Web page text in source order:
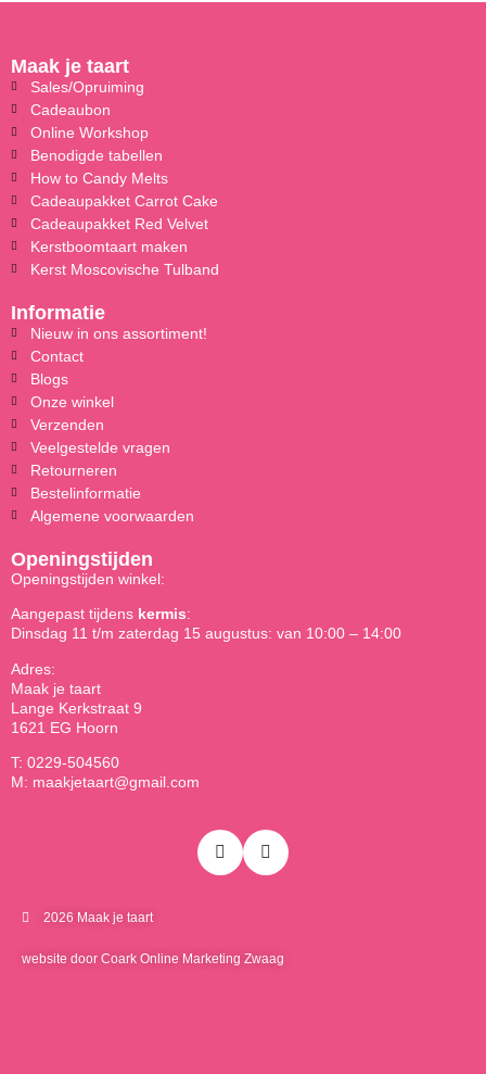
Maak je taart
Sales/Opruiming
Cadeaubon
Online Workshop
Benodigde tabellen
How to Candy Melts
Cadeaupakket Carrot Cake
Cadeaupakket Red Velvet
Kerstboomtaart maken
Kerst Moscovische Tulband
Informatie
Nieuw in ons assortiment!
Contact
Blogs
Onze winkel
Verzenden
Veelgestelde vragen
Retourneren
Bestelinformatie
Algemene voorwaarden
Openingstijden
Openingstijden winkel:
Aangepast tijdens kermis:
Dinsdag 11 t/m zaterdag 15 augustus: van 10:00 – 14:00
Adres:
Maak je taart
Lange Kerkstraat 9
1621 EG Hoorn
T: 0229-504560
M: maakjetaart@gmail.com
2026 Maak je taart
website door Coark Online Marketing Zwaag